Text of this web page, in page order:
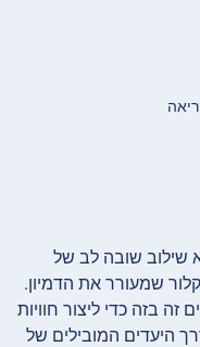
שילוב שובה לב של
שמעורר את הדמיון.
בזה כדי ליצור חוויות
היעדים המובילים של